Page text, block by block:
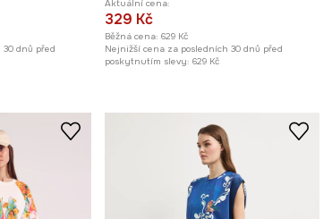
dnů před
Aktuální cena:
329 Kč
Běžná cena: 629 Kč
Nejnižší cena za posledních 30 dnů před
poskytnutím slevy: 629 Kč